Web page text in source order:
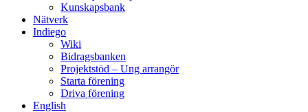
Kunskapsbank
Nätverk
Indiego
Wiki
Bidragsbanken
Projektstöd – Ung arrangör
Starta förening
Driva förening
English